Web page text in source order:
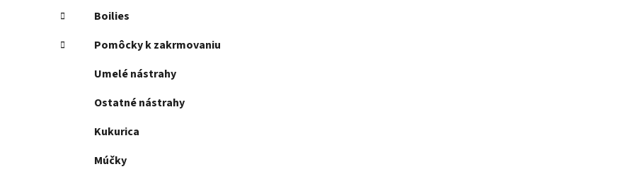
Boilies
Pomôcky k zakrmovaniu
Umelé nástrahy
Ostatné nástrahy
Kukurica
Múčky